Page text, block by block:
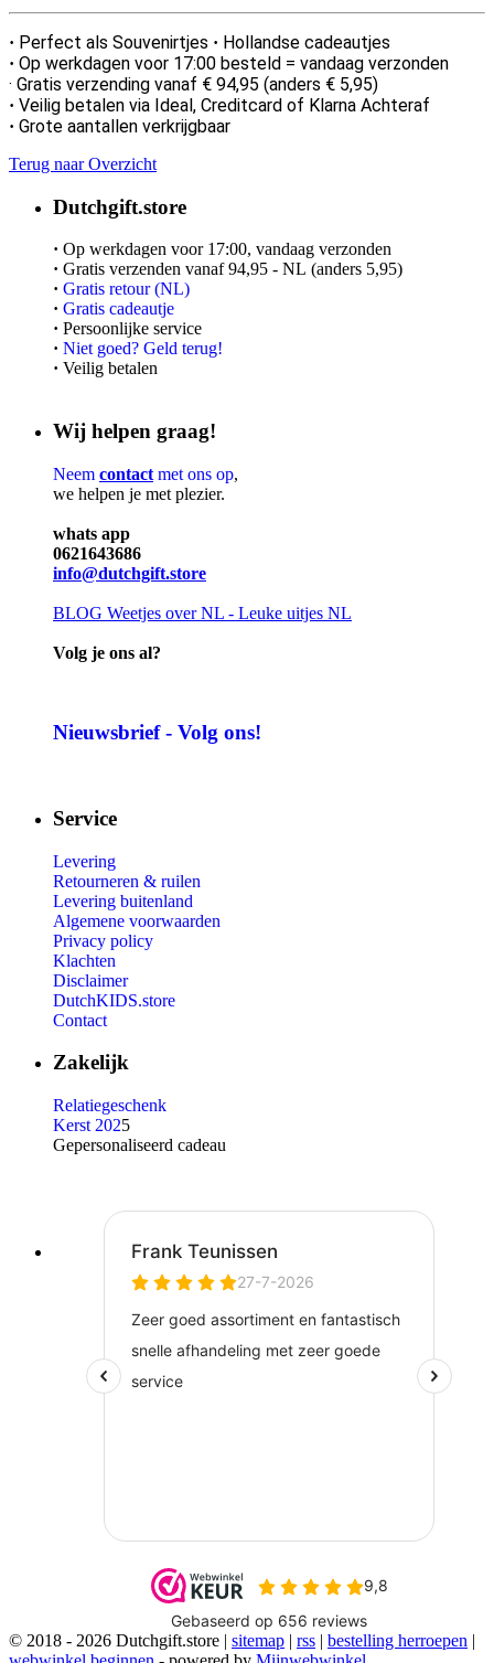
· Perfect als Souvenirtjes · Hollandse cadeautjes
· Op werkdagen voor 17:00 besteld = vandaag verzonden
· Gratis verzending vanaf € 94,95 (anders € 5,95)
· Veilig betalen via Ideal, Creditcard of Klarna Achteraf
· Grote aantallen verkrijgbaar
Terug naar Overzicht
Dutchgift.store
· Op werkdagen voor 17:00, vandaag verzonden
· Gratis verzenden vanaf 94,95 - NL (anders 5,95)
· Gratis retour (NL)
· Gratis cadeautje
· Persoonlijke service
· Niet goed? Geld terug!
· Veilig betalen
Wij helpen graag!
Neem contact met ons op,
we helpen je met plezier.
whats app
0621643686
info@dutchgift.store
BLOG Weetjes over NL - Leuke uitjes NL
Volg je ons al?
Nieuwsbrief - Volg ons!
Service
Levering
Retourneren & ruilen
Levering buitenland
Algemene voorwaarden
Privacy policy
Klachten
Disclaimer
DutchKIDS.store
Contact
Zakelijk
Relatiegeschenk
Kerst 2025
Gepersonaliseerd cadeau
© 2018 - 2026 Dutchgift.store | sitemap | rss | bestelling herroepen |